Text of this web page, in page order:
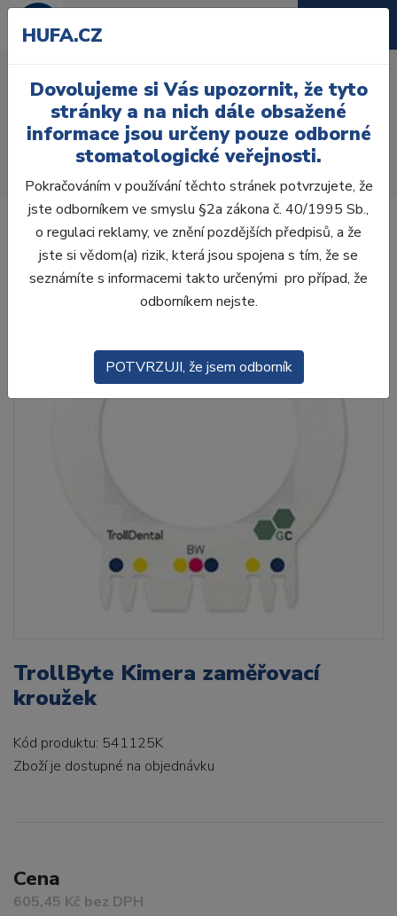
zaměřovací kroužek
Úvod Ordinace Rentgenologie
Příslušenství
Držáky RVG senzorů
TrollByte Kimera zaměřovací kroužek
TrollByte Kimera zaměřovací
kroužek
Kód produktu: 541125K
Zboží je dostupné na objednávku
Cena
605,45 Kč bez DPH
HUFA.CZ
Dovolujeme si Vás upozornit, že tyto
stránky a na nich dále obsažené
informace jsou určeny pouze odborné
stomatologické veřejnosti.
Pokračováním v používání těchto stránek potvrzujete, že
jste odborníkem ve smyslu §2a zákona č. 40/1995 Sb.,
o regulaci reklamy, ve znění pozdějších předpisů, a že
jste si vědom(a) rizik, která jsou spojena s tím, že se
seznámíte s informacemi takto určenými pro případ, že
odborníkem nejste.
POTVRZUJI, že jsem odborník